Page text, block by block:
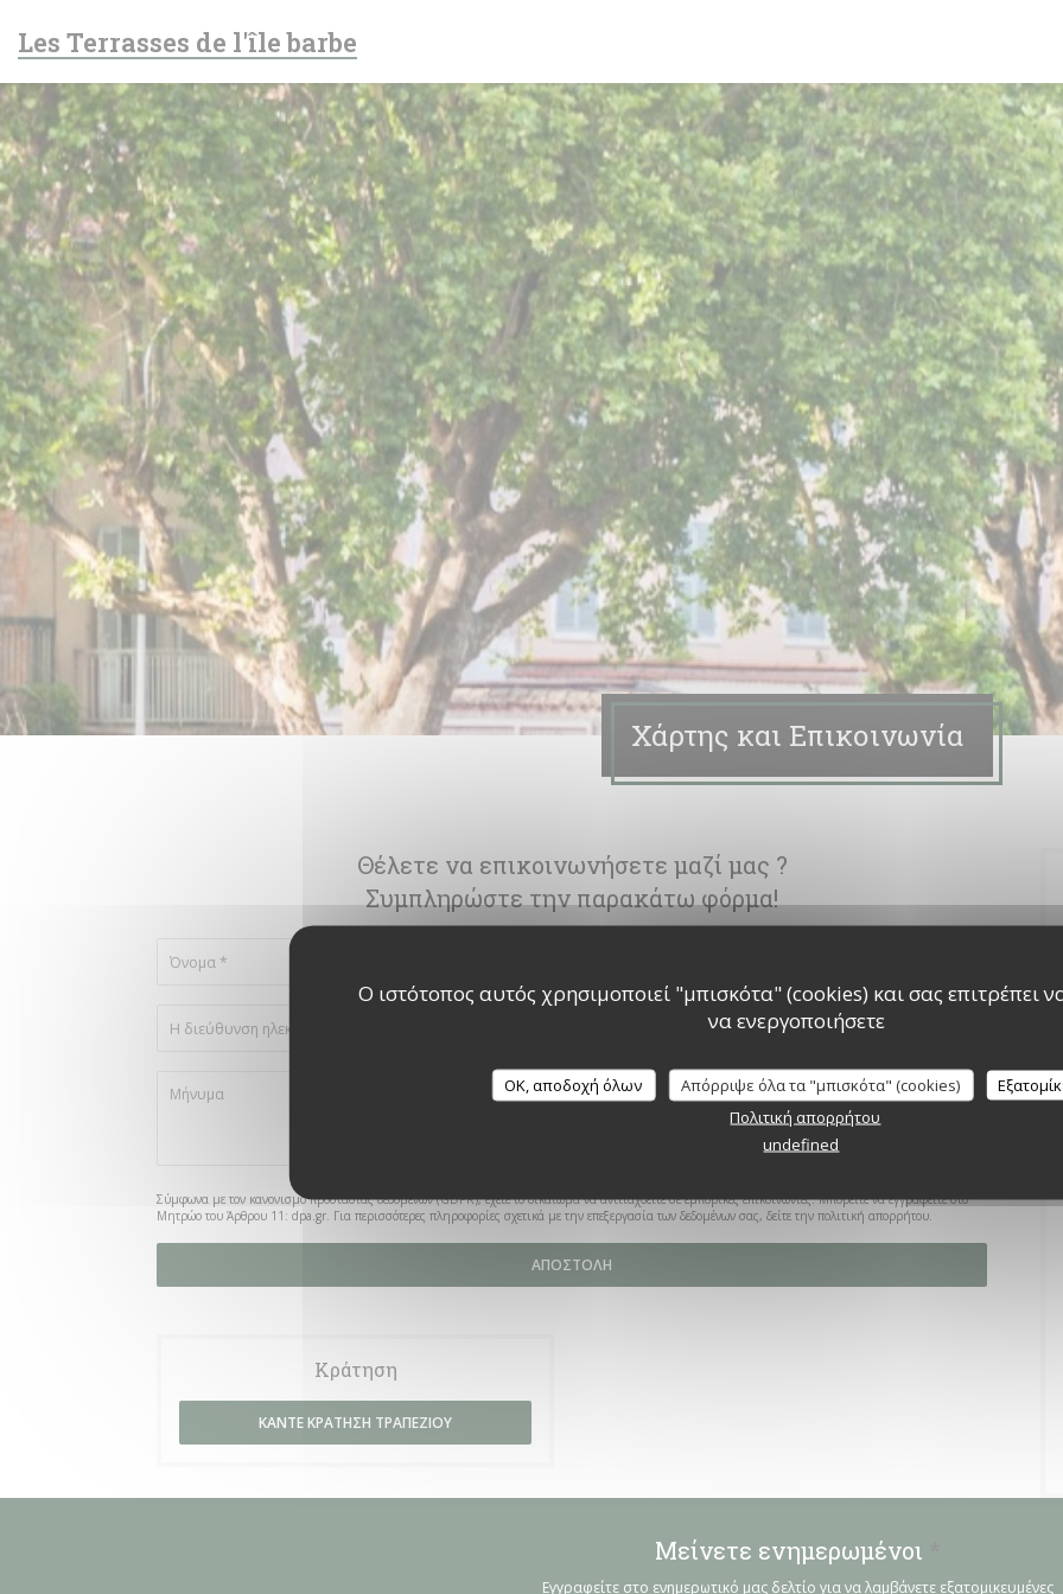
Ο ιστότοπος αυτός χρησιμοποιεί "μπισκότα" (cookies) και σας επιτρέπει να
να ενεργοποιήσετε
OK, αποδοχή όλων Απόρριψε όλα τα "μπισκότα" (cookies)
Πολιτική απορρήτου
undefined
Les Terrasses de l'île barbe
Χάρτης και Επικοινωνία
Θέλετε να επικοινωνήσετε μαζί μας ?
Συμπληρώστε την παρακάτω φόρμα!
Σύμφωνα με τον κανονισμό προστασίας δεδομένων (GDPR), έχετε το δικαίωμα να αντιταχθείτε σε εμπορικές επικοινωνίες. Μπορείτε να εγγραφείτε στο
Μητρώο του Άρθρου 11: dpa.gr. Για περισσότερες πληροφορίες σχετικά με την επεξεργασία των δεδομένων σας, δείτε την πολιτική απορρήτου.
Κράτηση
ΚΆΝΤΕ ΚΡΆΤΗΣΗ ΤΡΑΠΕΖΙΟΎ
Μείνετε ενημερωμένοι
Εγγραφείτε στο ενημερωτικό μας δελτίο για να λαμβάνετε εξατομικευμένες